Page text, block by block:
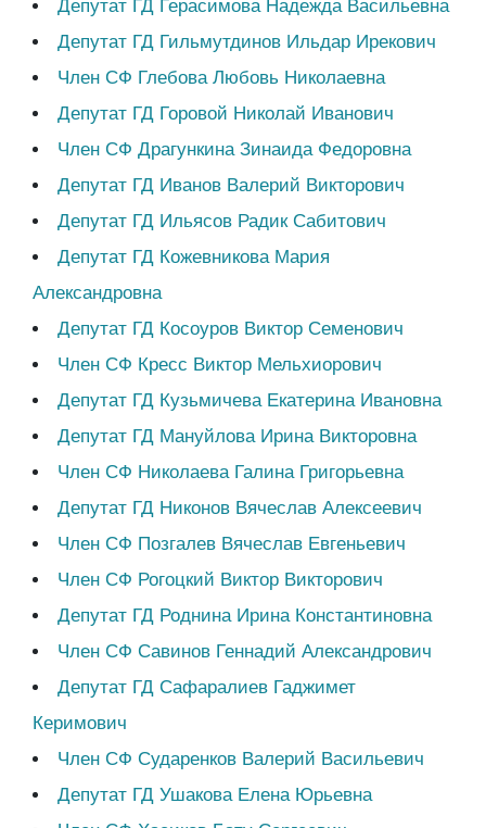
Депутат ГД Герасимова Надежда Васильевна
Депутат ГД Гильмутдинов Ильдар Ирекович
Член СФ Глебова Любовь Николаевна
Депутат ГД Горовой Николай Иванович
Член СФ Драгункина Зинаида Федоровна
Депутат ГД Иванов Валерий Викторович
Депутат ГД Ильясов Радик Сабитович
Депутат ГД Кожевникова Мария
Александровна
Депутат ГД Косоуров Виктор Семенович
Член СФ Кресс Виктор Мельхиорович
Депутат ГД Кузьмичева Екатерина Ивановна
Депутат ГД Мануйлова Ирина Викторовна
Член СФ Николаева Галина Григорьевна
Депутат ГД Никонов Вячеслав Алексеевич
Член СФ Позгалев Вячеслав Евгеньевич
Член СФ Рогоцкий Виктор Викторович
Депутат ГД Роднина Ирина Константиновна
Член СФ Савинов Геннадий Александрович
Депутат ГД Сафаралиев Гаджимет
Керимович
Член СФ Сударенков Валерий Васильевич
Депутат ГД Ушакова Елена Юрьевна